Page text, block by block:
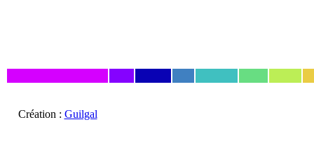
Création : Guilgal